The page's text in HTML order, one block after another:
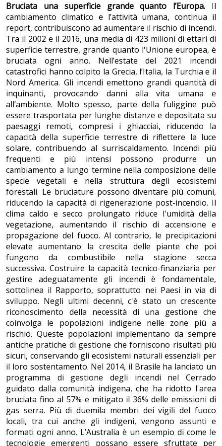
Bruciata una superficie grande quanto l’Europa. Il
cambiamento climatico e l’attività umana, continua il
report, contribuiscono ad aumentare il rischio di incendi.
Tra il 2002 e il 2016, una media di 423 milioni di ettari di
superficie terrestre, grande quanto l'Unione europea, è
bruciata ogni anno. Nell’estate del 2021 incendi
catastrofici hanno colpito la Grecia, l’Italia, la Turchia e il
Nord America. Gli incendi emettono grandi quantità di
inquinanti, provocando danni alla vita umana e
all’ambiente. Molto spesso, parte della fuliggine può
essere trasportata per lunghe distanze e depositata su
paesaggi remoti, compresi i ghiacciai, riducendo la
capacità della superficie terrestre di riflettere la luce
solare, contribuendo al surriscaldamento. Incendi più
frequenti e più intensi possono produrre un
cambiamento a lungo termine nella composizione delle
specie vegetali e nella struttura degli ecosistemi
forestali. Le bruciature possono diventare più comuni,
riducendo la capacità di rigenerazione post-incendio. Il
clima caldo e secco prolungato riduce l'umidità della
vegetazione, aumentando il rischio di accensione e
propagazione del fuoco. Al contrario, le precipitazioni
elevate aumentano la crescita delle piante che poi
fungono da combustibile nella stagione secca
successiva. Costruire la capacità tecnico-finanziaria per
gestire adeguatamente gli incendi è fondamentale,
sottolinea il Rapporto, soprattutto nei Paesi in via di
sviluppo. Negli ultimi decenni, c'è stato un crescente
riconoscimento della necessità di una gestione che
coinvolga le popolazioni indigene nelle zone più a
rischio. Queste popolazioni implementano da sempre
antiche pratiche di gestione che forniscono risultati più
sicuri, conservando gli ecosistemi naturali essenziali per
il loro sostentamento. Nel 2014, il Brasile ha lanciato un
programma di gestione degli incendi nel Cerrado
guidato dalla comunità indigena, che ha ridotto l'area
bruciata fino al 57% e mitigato il 36% delle emissioni di
gas serra. Più di duemila membri dei vigili del fuoco
locali, tra cui anche gli indigeni, vengono assunti e
formati ogni anno. L’Australia è un esempio di come le
tecnologie emergenti possano essere sfruttate per